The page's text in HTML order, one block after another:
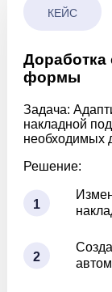
КЕЙС
Доработка
формы
Задача:
накладной
необходимых
Решение:
1
2